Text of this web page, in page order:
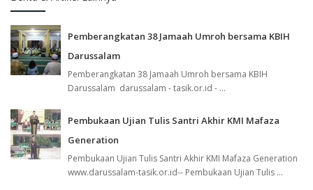
Pemberangkatan 38 Jamaah Umroh bersama KBIH
Darussalam
Pemberangkatan 38 Jamaah Umroh bersama KBIH
Darussalam darussalam - tasik.or.id - ...
Pembukaan Ujian Tulis Santri Akhir KMI Mafaza
Generation
Pembukaan Ujian Tulis Santri Akhir KMI Mafaza Generation
www.darussalam-tasik.or.id-- Pembukaan Ujian Tulis ...